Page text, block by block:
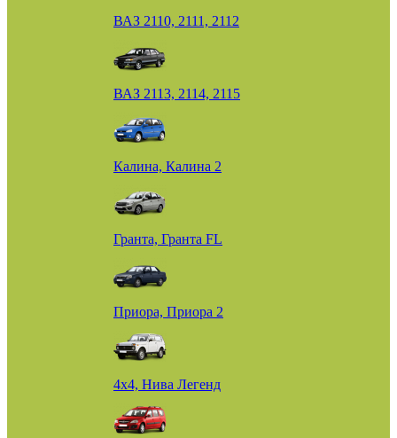
ВАЗ 2110, 2111, 2112
ВАЗ 2113, 2114, 2115
Калина, Калина 2
Гранта, Гранта FL
Приора, Приора 2
4х4, Нива Легенд